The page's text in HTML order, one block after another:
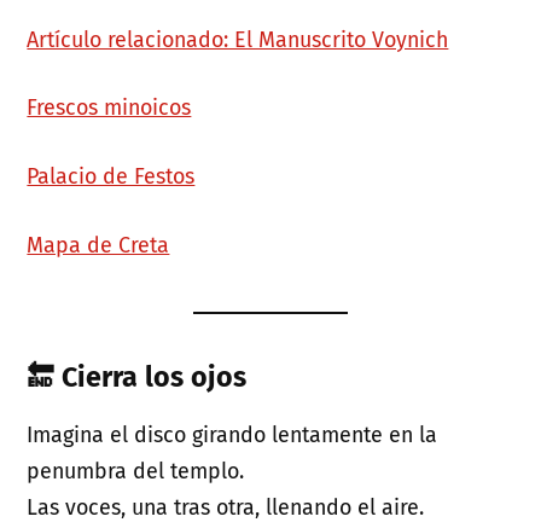
Artículo relacionado: El Manuscrito Voynich
Frescos minoicos
Palacio de Festos
Mapa de Creta
🔚 Cierra los ojos
Imagina el disco girando lentamente en la
penumbra del templo.
Las voces, una tras otra, llenando el aire.